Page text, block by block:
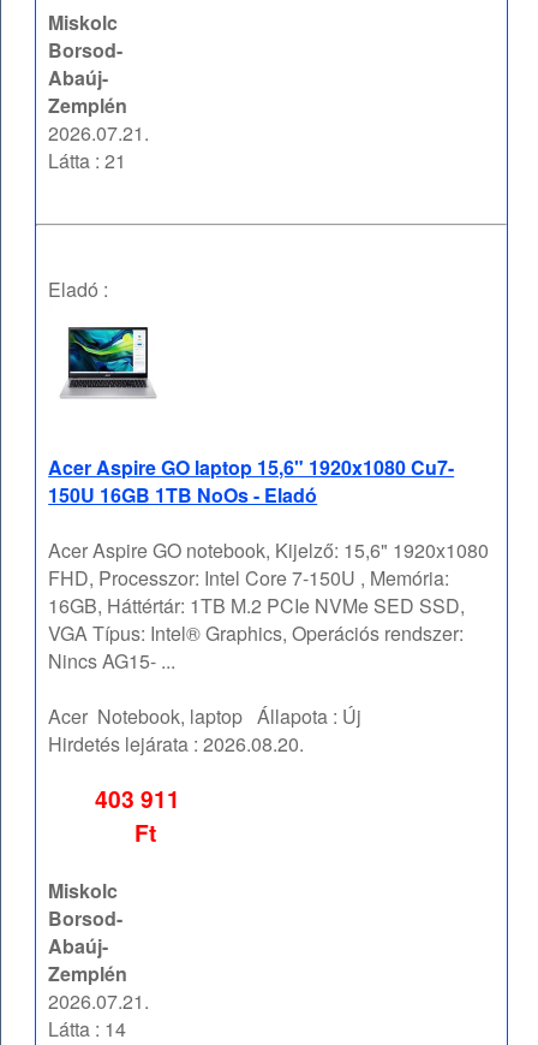
Miskolc
Borsod-
Abaúj-
Zemplén
2026.07.21.
Látta : 21
Eladó :
Acer Aspire GO laptop 15,6" 1920x1080 Cu7-
150U 16GB 1TB NoOs - Eladó
Acer Aspire GO notebook, Kijelző: 15,6" 1920x1080
FHD, Processzor: Intel Core 7-150U , Memória:
16GB, Háttértár: 1TB M.2 PCIe NVMe SED SSD,
VGA Típus: Intel® Graphics, Operációs rendszer:
Nincs AG15- ...
Acer Notebook, laptop Állapota : Új
Hirdetés lejárata :2026.08.20.
403 911
Ft
Miskolc
Borsod-
Abaúj-
Zemplén
2026.07.21.
Látta : 14